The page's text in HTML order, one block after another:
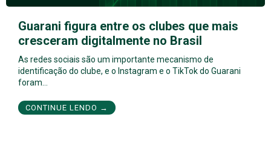
Guarani figura entre os clubes que mais
cresceram digitalmente no Brasil
As redes sociais são um importante mecanismo de
identificação do clube, e o Instagram e o TikTok do Guarani
foram…
CONTINUE LENDO →